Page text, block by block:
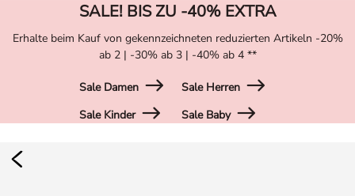
SALE! BIS ZU -40% EXTRA
Erhalte beim Kauf von gekennzeichneten reduzierten Artikeln -20%
ab 2 | -30% ab 3 | -40% ab 4 **
Sale Damen
Sale Herren
Sale Kinder
Sale Baby